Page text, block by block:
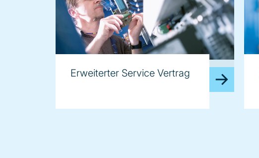
Erweiterter Service Vertrag